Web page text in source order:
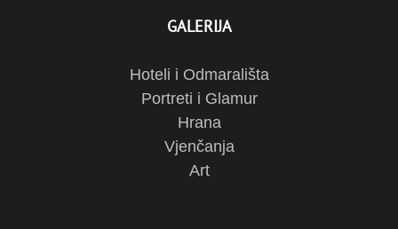
GALERIJA
Hoteli i Odmarališta
Portreti i Glamur
Hrana
Vjenčanja
Art